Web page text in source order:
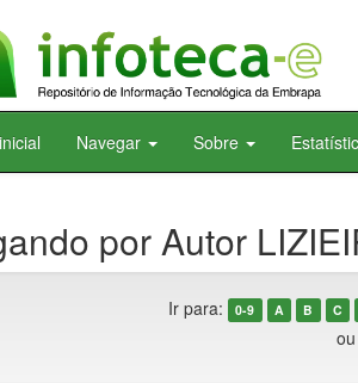
Navegar Sobre
por Autor
Ir para: 0-9 A B C